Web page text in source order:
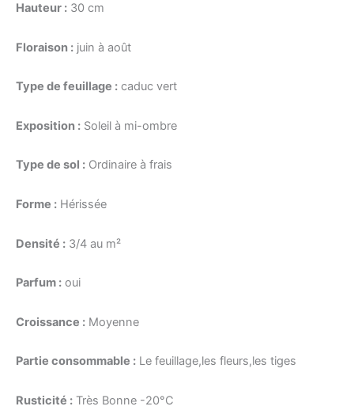
Hauteur : 30 cm
Floraison : juin à août
Type de feuillage : caduc vert
Exposition : Soleil à mi-ombre
Type de sol : Ordinaire à frais
Forme : Hérissée
Densité : 3/4 au m²
Parfum : oui
Croissance : Moyenne
Partie consommable : Le feuillage,les fleurs,les tiges
Rusticité : Très Bonne -20°C